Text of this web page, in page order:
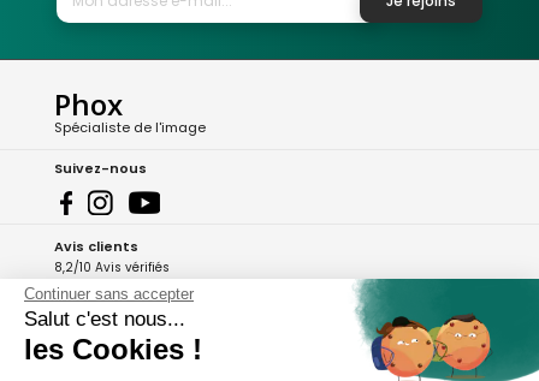
Phox
Spécialiste de l'image
Suivez-nous
Avis clients
8,2/10 Avis vérifiés
L'Appli Phox
Continuer sans accepter
Salut c'est nous...
les Cookies !